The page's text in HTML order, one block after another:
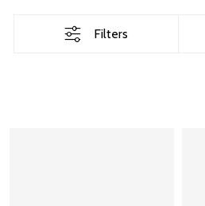
Filters